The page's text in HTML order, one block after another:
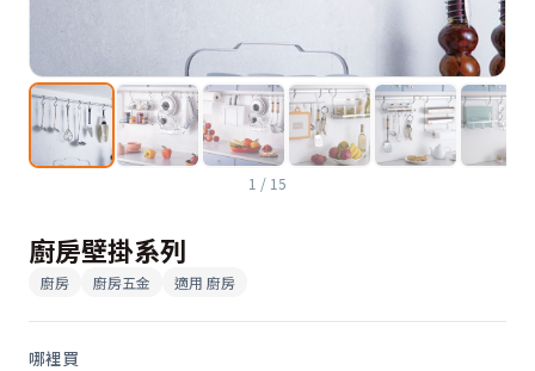
1 / 15
廚房壁掛系列
廚房 廚房五金 適用 廚房
哪裡買